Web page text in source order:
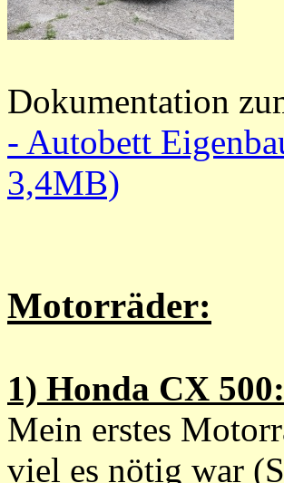
Dokumentation
- Autobett
3,4MB)
Motorräder:
1) Honda CX 500:
Mein erstes
viel es nötig war